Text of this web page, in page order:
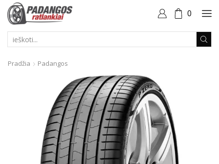
0
Pradžia Padangos